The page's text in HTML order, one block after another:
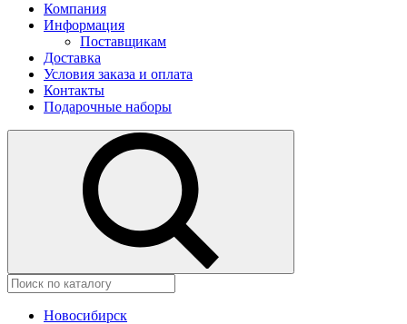
Компания
Информация
Поставщикам
Доставка
Условия заказа и оплата
Контакты
Подарочные наборы
Новосибирск